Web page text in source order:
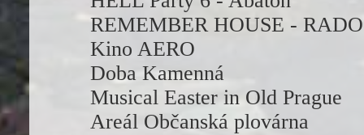
REMEMBER HOUSE -
Kino AERO
Doba Kamenná
Musical Easter in Old Prague
Areál Občanská plovárna